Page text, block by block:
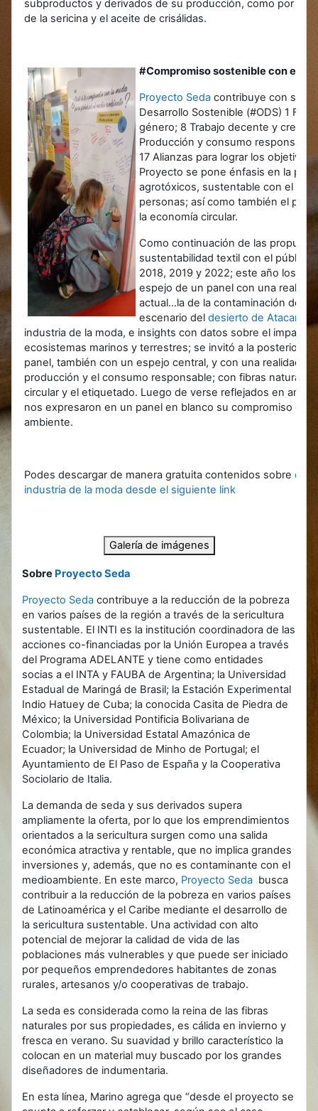
subproductos y derivados de su producción, como por
de la sericina y el aceite de crisálidas.
#Compromiso sostenible con el
Proyecto Seda contribuye con sus
Desarrollo Sostenible (#ODS) 1 Fin
género; 8 Trabajo decente y
Producción y consumo
17 Alianzas para lograr los
Proyecto se pone énfasis en la
agrotóxicos, sustentable con el
personas; así como también el
la economía circular.
Como continuación de las
sustentabilidad textil con el público
2018, 2019 y 2022; este año los
espejo de un panel con una
actual...la de la contaminación de la
escenario del desierto de Atacama
industria de la moda, e insights con datos sobre el impacto
ecosistemas marinos y terrestres; se invitó a la posterior
panel, también con un espejo central, y con una realidad
producción y el consumo responsable; con fibras
circular y el etiquetado. Luego de verse reflejados en
nos expresaron en un panel en blanco su compromiso con
ambiente.
Podes descargar de manera gratuita contenidos sobre
industria de la moda desde el siguiente link
Galería de imágenes
Sobre Proyecto Seda
Proyecto Seda contribuye a la reducción de la pobreza
en varios países de la región a través de la sericultura
sustentable. El INTI es la institución coordinadora de las
acciones co-financiadas por la Unión Europea a través
del Programa ADELANTE y tiene como entidades
socias a el INTA y FAUBA de Argentina; la Universidad
Estadual de Maringá de Brasil; la Estación Experimental
Indio Hatuey de Cuba; la conocida Casita de Piedra de
México; la Universidad Pontificia Bolivariana de
Colombia; la Universidad Estatal Amazónica de
Ecuador; la Universidad de Minho de Portugal; el
Ayuntamiento de El Paso de España y la Cooperativa
Sociolario de Italia.
La demanda de seda y sus derivados supera
ampliamente la oferta, por lo que los emprendimientos
orientados a la sericultura surgen como una salida
económica atractiva y rentable, que no implica grandes
inversiones y, además, que no es contaminante con el
medioambiente. En este marco, Proyecto Seda busca
contribuir a la reducción de la pobreza en varios países
de Latinoamérica y el Caribe mediante el desarrollo de
la sericultura sustentable. Una actividad con alto
potencial de mejorar la calidad de vida de las
poblaciones más vulnerables y que puede ser iniciado
por pequeños emprendedores habitantes de zonas
rurales, artesanos y/o cooperativas de trabajo.
La seda es considerada como la reina de las fibras
naturales por sus propiedades, es cálida en invierno y
fresca en verano. Su suavidad y brillo característico la
colocan en un material muy buscado por los grandes
diseñadores de indumentaria.
En esta línea, Marino agrega que “desde el proyecto se